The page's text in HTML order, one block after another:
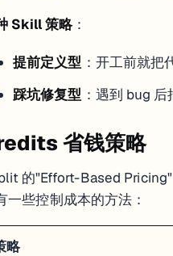
设计师（不会写代码）
独立开发者 数小时
非技术用户
怎么办
在两种方案之间反复横跳，
面板的暂停按钮，别让它继续烧
Checkpoint
Skill 策略：
提前定义型 ：开工前就
踩坑修复型 ：遇到 bug
省钱策略
的"Effort-Based
一些控制成本的方法：
略